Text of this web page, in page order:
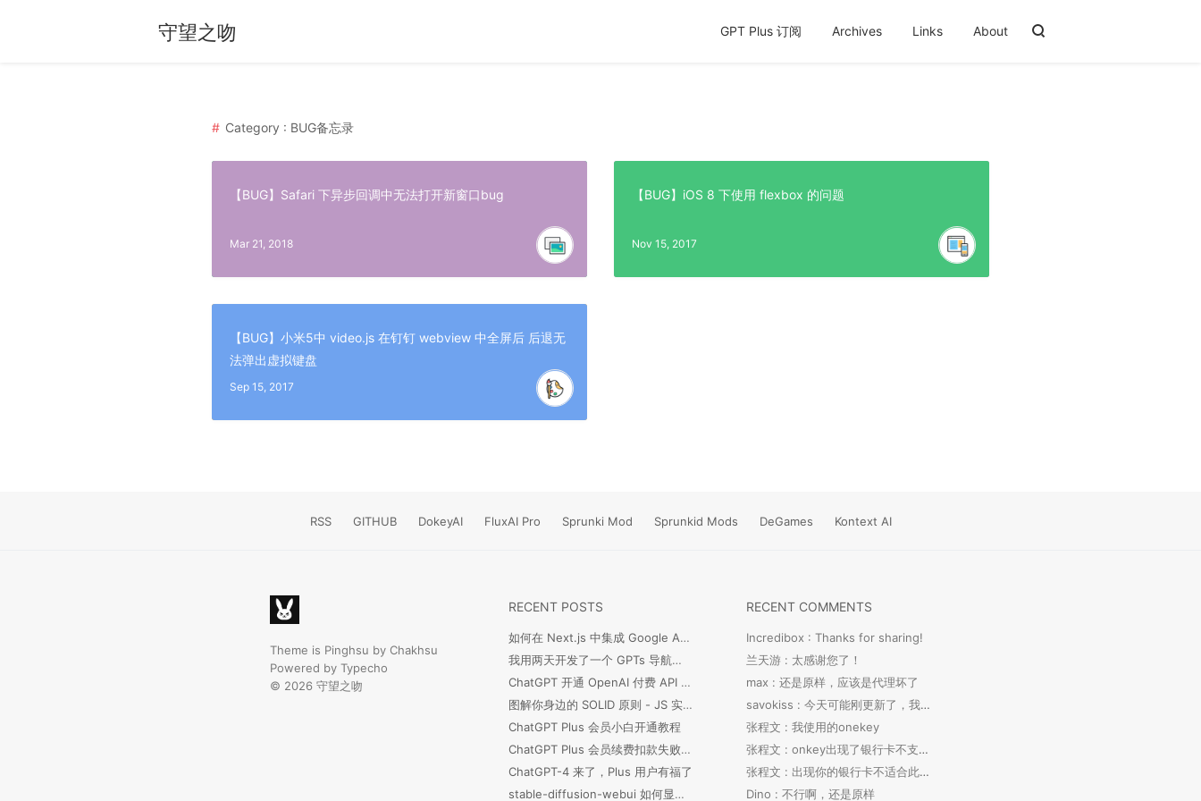
守望之吻 GPT Plus 订阅 Archives Links About
Category : BUG备忘录
【BUG】Safari 下异步回调中无法打开新窗口bug
Mar 21, 2018
【BUG】iOS 8 下使用 flexbox 的问题
Nov 15, 2017
【BUG】小米5中 video.js 在钉钉 webview 中全屏后 后退无
法弹出虚拟键盘
Sep 15, 2017
RSS GITHUB DokeyAI FluxAI Pro Sprunki Mod Sprunkid Mods DeGames Kontext AI
Theme is Pinghsu by Chakhsu
Powered by Typecho
© 2026 守望之吻
RECENT POSTS
如何在 Next.js 中集成 Google Analytics 代码？[Easy]
我用两天开发了一个 GPTs 导航网站
ChatGPT 开通 OpenAI 付费 API 小白绑卡教程
图解你身边的 SOLID 原则 - JS 实例版
ChatGPT Plus 会员小白开通教程
ChatGPT Plus 会员续费扣款失败如何处理
ChatGPT-4 来了，Plus 用户有福了
stable-diffusion-webui 如何显示 LORA 预览图片？
RECENT COMMENTS
Incredibox : Thanks for sharing!
兰天游 : 太感谢您了！
max : 还是原样，应该是代理坏了
savokiss : 今天可能刚更新了，我测试了下 OneKey ...
张程文 : 我使用的onekey
张程文 : onkey出现了银行卡不支持此类型交易
张程文 : 出现你的银行卡不适合此种类型怎么办
Dino : 不行啊，还是原样